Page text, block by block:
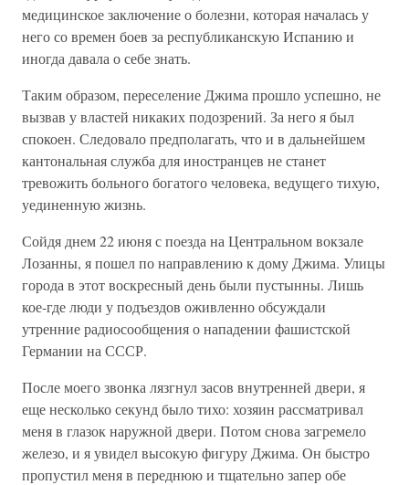
медицинское заключение о болезни, которая началась у
него со времен боев за республиканскую Испанию и
иногда давала о себе знать.
Таким образом, переселение Джима прошло успешно, не
вызвав у властей никаких подозрений. За него я был
спокоен. Следовало предполагать, что и в дальнейшем
кантональная служба для иностранцев не станет
тревожить больного богатого человека, ведущего тихую,
уединенную жизнь.
Сойдя днем 22 июня с поезда на Центральном вокзале
Лозанны, я пошел по направлению к дому Джима. Улицы
города в этот воскресный день были пустынны. Лишь
кое-где люди у подъездов оживленно обсуждали
утренние радиосообщения о нападении фашистской
Германии на СССР.
После моего звонка лязгнул засов внутренней двери, я
еще несколько секунд было тихо: хозяин рассматривал
меня в глазок наружной двери. Потом снова загремело
железо, и я увидел высокую фигуру Джима. Он быстро
пропустил меня в переднюю и тщательно запер обе